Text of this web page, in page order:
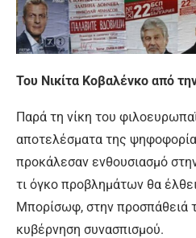
Του Νικίτα Κοβαλένκο από
Παρά τη νίκη του
αποτελέσματα της
προκάλεσαν ενθουσιασμό
τι όγκο προβλημάτων θα
Μπορίσωφ, στην προσπάθειά
κυβέρνηση συνασπισμού.